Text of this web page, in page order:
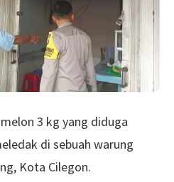
3 kg yang diduga
di sebuah warung
Kota Cilegon.